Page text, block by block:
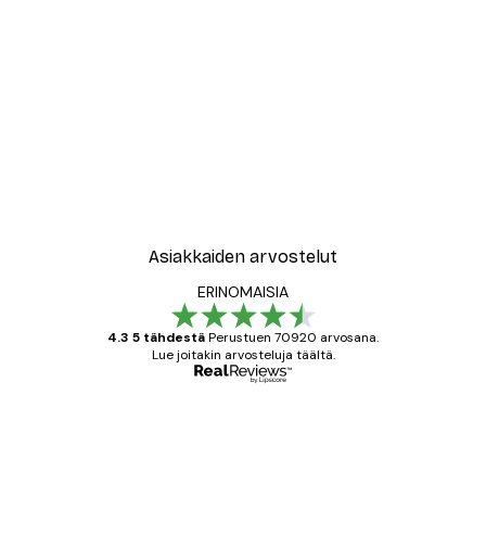
Asiakkaiden arvostelut
ERINOMAISIA
4.3 5 tähdestäPerustuen 70920 arvosana.
Lue joitakin arvosteluja täältä.